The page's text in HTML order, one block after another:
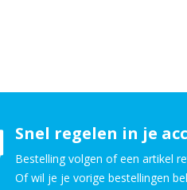
Snel regelen in je
Bestelling volgen of een artikel
Of wil je je vorige bestellingen